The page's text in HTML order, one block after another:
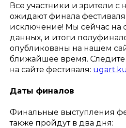
Все участники и зрители с
ожидают финала
исключение! Мы сейчас на
данных, и итоги
опубликованы на нашем
ближайшее время.
на сайте фестиваля:
Даты финалов
Финальные выступления
также пройдут в два дня: